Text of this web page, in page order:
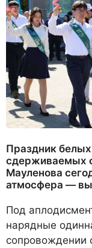
Праздник белых
сдерживаемых
Мауленова
атмосфера —
Под
нарядные
сопровождении